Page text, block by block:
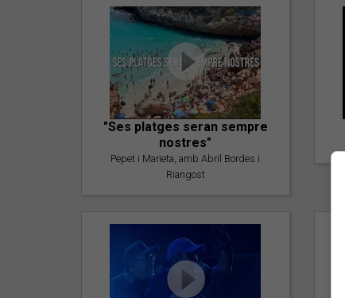
"Ses platges seran sempre
nostres"
Pepet i Marieta, amb Abril Bordes i
Riangost